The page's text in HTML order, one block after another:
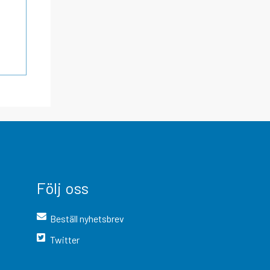
Följ oss
Beställ nyhetsbrev
Twitter